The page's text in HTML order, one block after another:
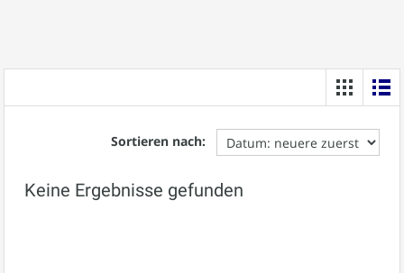
Sortieren nach:
Keine Ergebnisse gefunden